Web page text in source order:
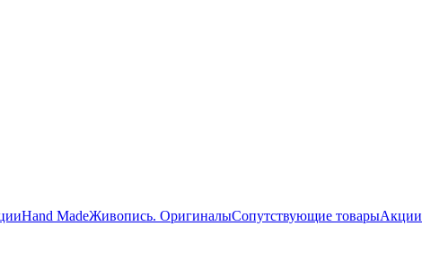
Hand MadeЖивопись. ОригиналыСопутствующие товарыАкции